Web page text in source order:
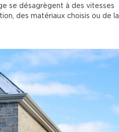
se désagrègent à des vitesses
des matériaux choisis ou de